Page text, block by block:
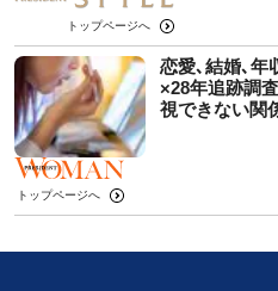
トップページへ
恋愛､結婚､年
×28年追跡調
視できない関
トップページへ